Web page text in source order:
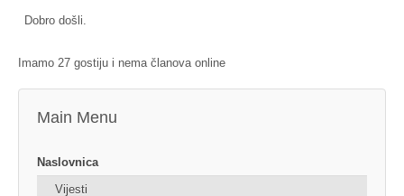
Dobro došli.
Imamo 27 gostiju i nema članova online
Main Menu
Naslovnica
Vijesti